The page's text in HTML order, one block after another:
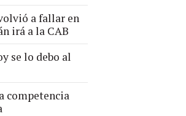
a fallar en
irá a la CAB
se lo debo al
competencia